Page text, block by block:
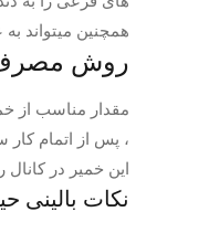
همچنین میتواند
روش
مقدار مناسب از
، پس از اتمام کار
این خمیر در
نکات بالینی